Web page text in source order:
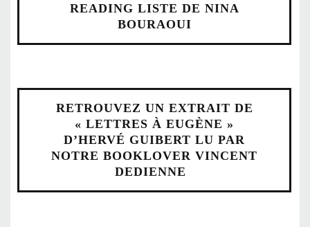
READING LISTE DE NINA
BOURAOUI
RETROUVEZ UN EXTRAIT DE
« LETTRES À EUGÈNE »
D’HERVÉ GUIBERT LU PAR
NOTRE BOOKLOVER VINCENT
DEDIENNE